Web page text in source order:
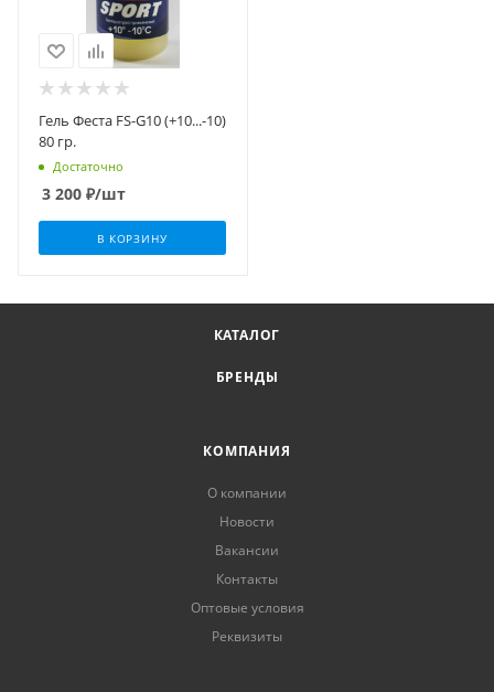
Гель Феста FS-G10 (+10...-10)
80 гр.
Достаточно
3 200 ₽/шт
В КОРЗИНУ
КАТАЛОГ
БРЕНДЫ
КОМПАНИЯ
О компании
Новости
Вакансии
Контакты
Оптовые условия
Реквизиты